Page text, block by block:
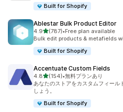
Built for Shopify
Ablestar Bulk Product Editor
4.95つ星中
(787)
合計レビュー数：787件
•Free plan available
Bulk edit products & metafields
Built for Shopify
Accentuate Custom Fields
4.85つ星中
(154)
合計レビュー数：154件
•無料プランあり
あなたのストアをカスタムフィール
しょう。
Built for Shopify